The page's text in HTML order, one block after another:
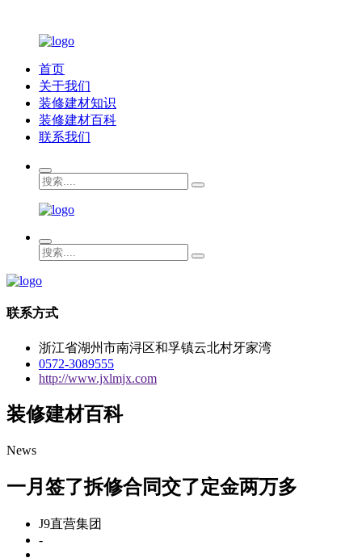
首页
关于我们
装修建材知识
装修建材百科
联系我们
联系方式
浙江省湖州市南浔区和孚镇云北村牙家湾
0572-3089555
http://www.jxlmjx.com
装修建材百科
News
一月签了拆修合同交了定金两万多
J9直营集团
-